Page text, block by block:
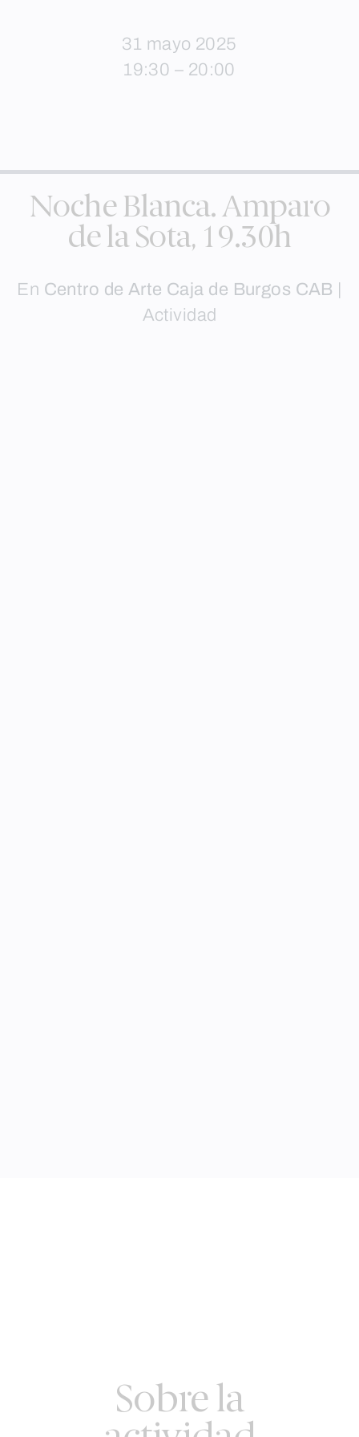
31 mayo 2025
19:30 – 20:00
Noche Blanca. Amparo
de la Sota, 19.30h
En Centro de Arte Caja de Burgos CAB
Actividad
Sobre la